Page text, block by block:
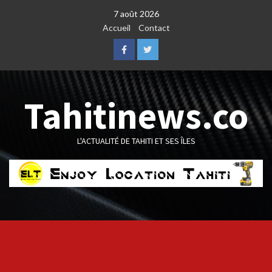
7 août 2026
Accueil
Contact
FacebookTwitter
Tahitinews.co
L'ACTUALITÉ DE TAHITI ET SES ÎLES